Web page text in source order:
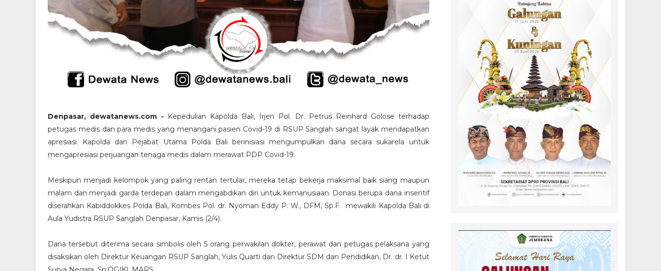
Denpasar, dewatanews.com - Kepedulian Kapolda Bali, Irjen Pol. Dr. Petrus Reinhard Golose terhadap
petugas medis dan para medis yang menangani pasien Covid-19 di RSUP Sanglah sangat layak mendapatkan
apresiasi. Kapolda dan Pejabat Utama Polda Bali berinisiasi mengumpulkan dana secara sukarela untuk
mengapresiasi perjuangan tenaga medis dalam merawat PDP Covid-19.
Meskipun menjadi kelompok yang paling rentan tertular, mereka tetap bekerja maksimal baik siang maupun
malam dan menjadi garda terdepan dalam mengabdikan diri untuk kemanusiaan. Donasi berupa dana insentif
diserahkan Kabiddokkes Polda Bali, Kombes Pol. dr. Nyoman Eddy P. W., DFM, Sp.F. mewakili Kapolda Bali di
Aula Yudistra RSUP Sanglah Denpasar, Kamis (2/4).
Dana tersebut diterima secara simbolis oleh 5 orang perwakilan dokter, perawat dan petugas pelaksana yang
disaksikan oleh Direktur Keuangan RSUP Sanglah, Yulis Quarti dan Direktur SDM dan Pendidikan, Dr. dr. I Ketut